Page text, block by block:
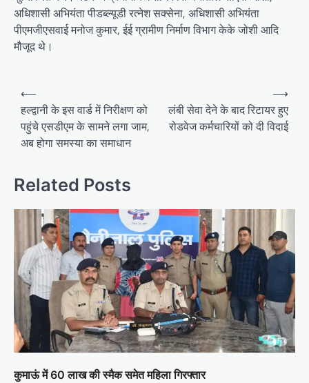
अधिशासी अभियंता पीडब्ल्यूडी रत्नेश सक्सेना, अधिशासी अभियंता
पीएमजीएसवाई मनोज कुमार, ईई ग्रामीण निर्माण विभाग केके जोशी आदि
मौजूद थे।
o
n
a
v
g
a
t
i
o
n
⟵
हल्द्वानी के इस वार्ड में निरीक्षण को
पहुंचे एसडीएम के सामने लगा जाम,
अब होगा समस्या का समाधान
लंबी सेवा देने के बाद रिटायर हुए
रोडवेज कर्मचारियों को दी विदाई
⟶
Related Posts
कुमाऊं में 60 लाख की स्मैक समेत महिला गिरफ्तार